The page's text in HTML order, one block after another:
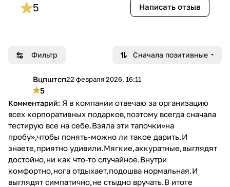
Фильтр Сначала позитивные
Вцпштсп22 февраля 2026, 16:11
5
Я в компании отвечаю за организацию
всех корпоративных подарков,поэтому всегда сначала
тестирую все на себе.Взяла эти тапочки»на
пробу»,чтобы понять-можно ли такое дарить.И
знаете,приятно удивили.Мягкие,аккуратные,выглядят
достойно,ни как что-то случайное.Внутри
комфортно,нога отдыхает,подошва нормальная.И
выглядят симпатично,не стыдно вручать.В итоге
5 Написать отзыв